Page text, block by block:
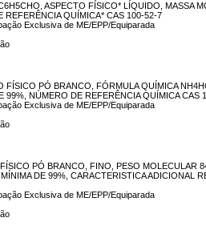
ASPECTO FÍSICO* LÍQUIDO, MASSA
REFERÊNCIA QUÍMICA* CAS 100-52-7
Exclusiva de ME/EPP/Equiparada
FÍSICO PÓ BRANCO, FÓRMULA QUÍMICA
99%, NÚMERO DE REFERÊNCIA QUÍMICA CAS
Exclusiva de ME/EPP/Equiparada
PÓ BRANCO, FINO, PESO MOLECULAR
DE 99%, CARACTERISTICA ADICIONAL
Exclusiva de ME/EPP/Equiparada